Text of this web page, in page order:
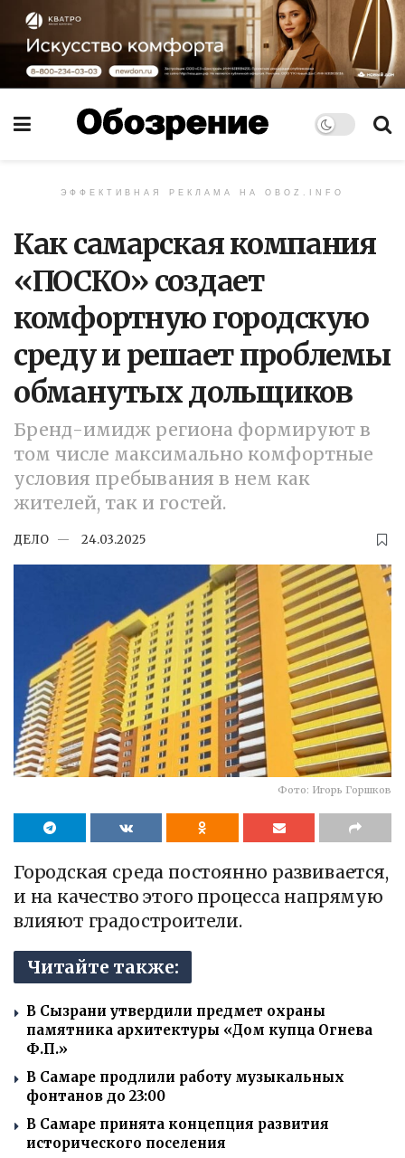
ЭФФЕКТИВНАЯ РЕКЛАМА НА OBOZ.INFO
Как самарская компания
«ПОСКО» создает
комфортную городскую
среду и решает проблемы
обманутых дольщиков
Бренд-имидж региона формируют в
том числе максимально комфортные
условия пребывания в нем как
жителей, так и гостей.
ДЕЛО 24.03.2025
Фото: Игорь Горшков
Городская среда постоянно развивается,
и на качество этого процесса напрямую
влияют градостроители.
Читайте также:
В Сызрани утвердили предмет охраны
памятника архитектуры «Дом купца Огнева
Ф.П.»
В Самаре продлили работу музыкальных
фонтанов до 23:00
В Самаре принята концепция развития
исторического поселения